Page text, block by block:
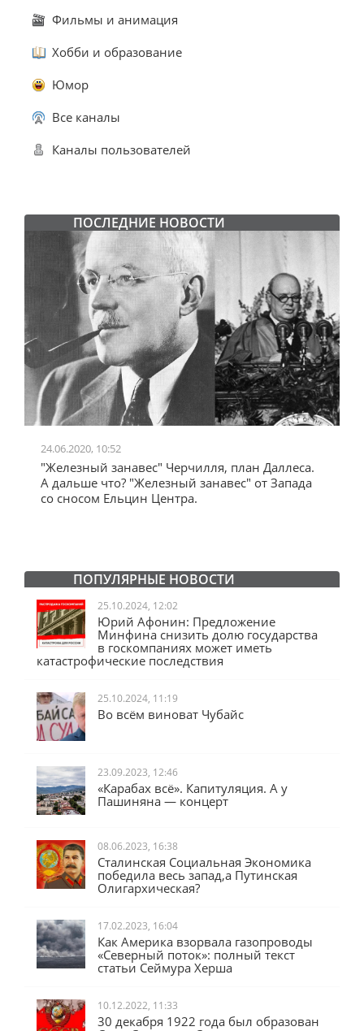
Фильмы и анимация
Хобби и образование
Юмор
Все каналы
Каналы пользователей
ПОСЛЕДНИЕ НОВОСТИ
24.06.2020, 10:52
"Железный занавес" Черчилля, план Даллеса.
А дальше что? "Железный занавес" от Запада
со сносом Ельцин Центра.
ПОПУЛЯРНЫЕ НОВОСТИ
25.10.2024, 12:02
Юрий Афонин: Предложение
Минфина снизить долю государства
в госкомпаниях может иметь
катастрофические последствия
25.10.2024, 11:19
Во всём виноват Чубайс
23.09.2023, 12:46
«Карабах всё». Капитуляция. А у
Пашиняна — концерт
08.06.2023, 16:38
Сталинская Социальная Экономика
победила весь запад,а Путинская
Олигархическая?
17.02.2023, 16:04
Как Америка взорвала газопроводы
«Северный поток»: полный текст
статьи Сеймура Херша
10.12.2022, 11:33
30 декабря 1922 года был образован